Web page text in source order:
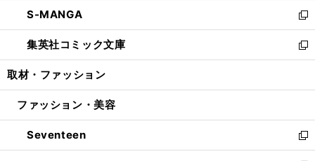
く
で
開
く
ド
ウ
で
開
ィ
ン
ド
ウ
開
い
ウ
ィ
ン
ウ
開
く
S-MANGA
新
し
い
ウ
ン
ウ
で
開
集英社コミック文庫
新
し
ウ
ン
ド
ウ
取材・ファッション
ファッション・美容
Seventeen
新
し